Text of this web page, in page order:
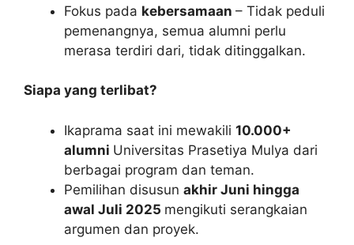
Fokus pada kebersamaan – Tidak peduli
pemenangnya, semua alumni perlu
merasa terdiri dari, tidak ditinggalkan.
Siapa yang terlibat?
Ikaprama saat ini mewakili 10.000+
alumni Universitas Prasetiya Mulya dari
berbagai program dan teman.
Pemilihan disusun akhir Juni hingga
awal Juli 2025 mengikuti serangkaian
argumen dan proyek.